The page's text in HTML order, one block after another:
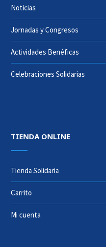
Noticias
Jornadas y Congresos
Actividades Benéficas
Celebraciones Solidarias
TIENDA ONLINE
Tienda Solidaria
Carrito
Mi cuenta